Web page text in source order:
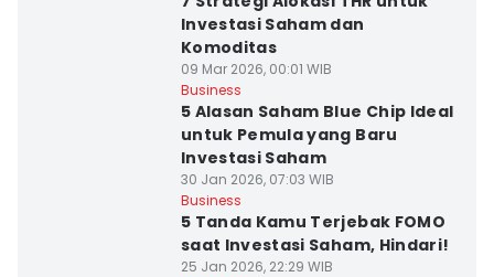
Investasi Saham dan
Komoditas
09 Mar 2026, 00:01 WIB
Business
5 Alasan Saham Blue Chip Ideal
untuk Pemula yang Baru
Investasi Saham
30 Jan 2026, 07:03 WIB
Business
5 Tanda Kamu Terjebak FOMO
saat Investasi Saham, Hindari!
25 Jan 2026, 22:29 WIB